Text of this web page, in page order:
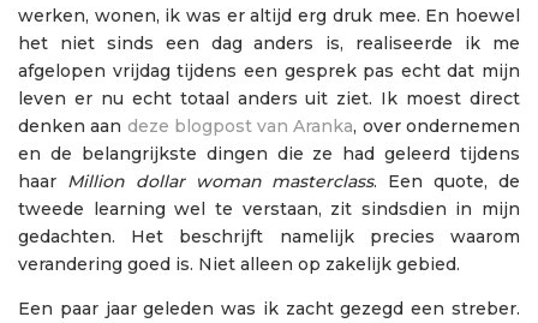
werken, wonen, ik was er altijd erg druk mee. En hoewel
het niet sinds een dag anders is, realiseerde ik me
afgelopen vrijdag tijdens een gesprek pas echt dat mijn
leven er nu echt totaal anders uit ziet. Ik moest direct
denken aan deze blogpost van Aranka, over ondernemen
en de belangrijkste dingen die ze had geleerd tijdens
haar Million dollar woman masterclass. Een quote, de
tweede learning wel te verstaan, zit sindsdien in mijn
gedachten. Het beschrijft namelijk precies waarom
verandering goed is. Niet alleen op zakelijk gebied.
Een paar jaar geleden was ik zacht gezegd een streber.